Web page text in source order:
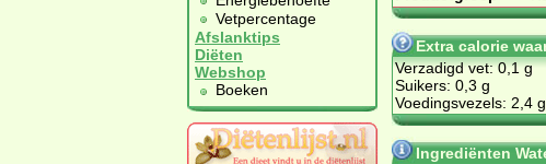
Vetpercentage
Afslanktips
Diëten
Webshop
Boeken
Extra calorie
Verzadigd vet: 0,1 g
Suikers: 0,3 g
Voedingsvezels: 2,4 g
Ingrediënten